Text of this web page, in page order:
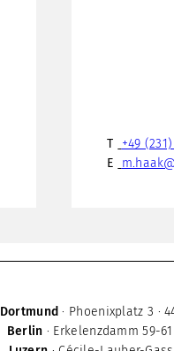
T
+49
E
Dortmund · Phoenixplatz 3 ·
Berlin · Erkelenzdamm 59-